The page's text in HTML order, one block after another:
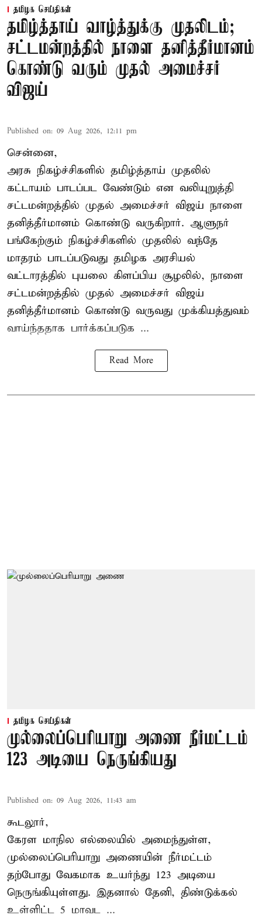
தமிழக செய்திகள்
தமிழ்த்தாய் வாழ்த்துக்கு முதலிடம்;
சட்டமன்றத்தில் நாளை தனித்தீர்மானம்
கொண்டு வரும் முதல் அமைச்சர்
விஜய்
Published on: 09 Aug 2026, 12:11 pm
சென்னை,
அரசு நிகழ்ச்சிகளில் தமிழ்த்தாய் முதலில்
கட்டாயம் பாடப்பட வேண்டும் என வலியுறுத்தி
சட்டமன்றத்தில் முதல் அமைச்சர் விஜய் நாளை
தனித்தீர்மானம் கொண்டு வருகிறார். ஆளுநர்
பங்கேற்கும் நிகழ்ச்சிகளில் முதலில் வந்தே
மாதரம் பாடப்படுவது தமிழக அரசியல்
வட்டாரத்தில் புயலை கிளப்பிய சூழலில், நாளை
சட்டமன்றத்தில் முதல் அமைச்சர் விஜய்
தனித்தீர்மானம் கொண்டு வருவது முக்கியத்துவம்
வாய்ந்ததாக பார்க்கப்படுக ...
Read More
தமிழக செய்திகள்
முல்லைப்பெரியாறு அணை நீர்மட்டம்
123 அடியை நெருங்கியது
Published on: 09 Aug 2026, 11:43 am
கூடலூர்,
கேரள மாநில எல்லையில் அமைந்துள்ள,
முல்லைப்பெரியாறு அணையின் நீர்மட்டம்
தற்போது வேகமாக உயர்ந்து 123 அடியை
நெருங்கியுள்ளது. இதனால் தேனி, திண்டுக்கல்
உள்ளிட்ட 5 மாவட ...